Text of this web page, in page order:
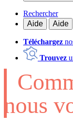
Rechercher
Aide
Aide
Téléchargez
Trouvez
nous